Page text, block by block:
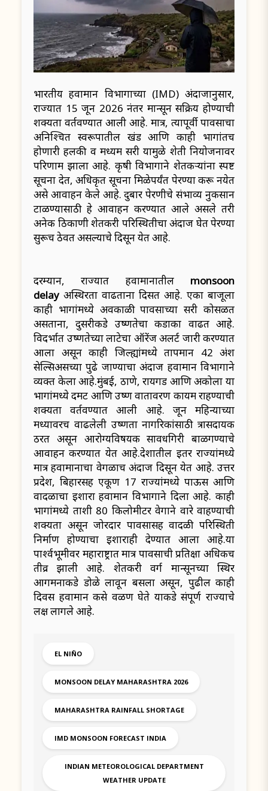
भारतीय हवामान विभागाच्या (IMD) अंदाजानुसार,
राज्यात 15 जून 2026 नंतर मान्सून सक्रिय होण्याची
शक्यता वर्तवण्यात आली आहे. मात्र, त्यापूर्वी पावसाचा
अनिश्चित स्वरूपातील खंड आणि काही भागांतच
होणारी हलकी व मध्यम सरी यामुळे शेती नियोजनावर
परिणाम झाला आहे. कृषी विभागाने शेतकऱ्यांना स्पष्ट
सूचना देत, अधिकृत सूचना मिळेपर्यंत पेरण्या करू नयेत
असे आवाहन केले आहे. दुबार पेरणीचे संभाव्य नुकसान
टाळण्यासाठी हे आवाहन करण्यात आले असले तरी
अनेक ठिकाणी शेतकरी परिस्थितीचा अंदाज घेत पेरण्या
सुरूच ठेवत असल्याचे दिसून येत आहे.
दरम्यान, राज्यात हवामानातील monsoon
delay अस्थिरता वाढताना दिसत आहे. एका बाजूला
काही भागांमध्ये अवकाळी पावसाच्या सरी कोसळत
असताना, दुसरीकडे उष्णतेचा कडाका वाढत आहे.
विदर्भात उष्णतेच्या लाटेचा ऑरेंज अलर्ट जारी करण्यात
आला असून काही जिल्ह्यांमध्ये तापमान 42 अंश
सेल्सिअसच्या पुढे जाण्याचा अंदाज हवामान विभागाने
व्यक्त केला आहे.मुंबई, ठाणे, रायगड आणि अकोला या
भागांमध्ये दमट आणि उष्ण वातावरण कायम राहण्याची
शक्यता वर्तवण्यात आली आहे. जून महिन्याच्या
मध्यावरच वाढलेली उष्णता नागरिकांसाठी त्रासदायक
ठरत असून आरोग्यविषयक सावधगिरी बाळगण्याचे
आवाहन करण्यात येत आहे.देशातील इतर राज्यांमध्ये
मात्र हवामानाचा वेगळाच अंदाज दिसून येत आहे. उत्तर
प्रदेश, बिहारसह एकूण 17 राज्यांमध्ये पाऊस आणि
वादळाचा इशारा हवामान विभागाने दिला आहे. काही
भागांमध्ये ताशी 80 किलोमीटर वेगाने वारे वाहण्याची
शक्यता असून जोरदार पावसासह वादळी परिस्थिती
निर्माण होण्याचा इशाराही देण्यात आला आहे.या
पार्श्वभूमीवर महाराष्ट्रात मात्र पावसाची प्रतिक्षा अधिकच
तीव्र झाली आहे. शेतकरी वर्ग मान्सूनच्या स्थिर
आगमनाकडे डोळे लावून बसला असून, पुढील काही
दिवस हवामान कसे वळण घेते याकडे संपूर्ण राज्याचे
लक्ष लागले आहे.
EL NIÑO
MONSOON DELAY MAHARASHTRA 2026
MAHARASHTRA RAINFALL SHORTAGE
IMD MONSOON FORECAST INDIA
INDIAN METEOROLOGICAL DEPARTMENT
WEATHER UPDATE